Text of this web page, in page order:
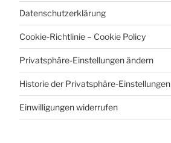
Datenschutzerklärung
Cookie-Richtlinie – Cookie Policy
Privatsphäre-Einstellungen ändern
Historie der Privatsphäre-Einstellungen
Einwilligungen widerrufen